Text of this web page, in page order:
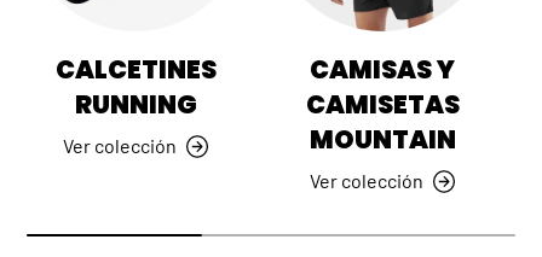
CALCETINES
RUNNING
Ver colección
CAMISAS Y
CAMISETAS
MOUNTAIN
Ver colección